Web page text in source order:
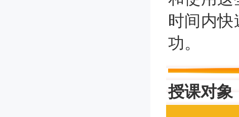
时间内
功。
授课对象